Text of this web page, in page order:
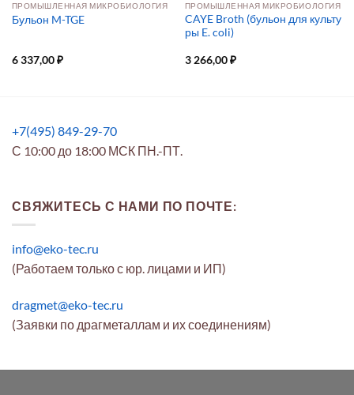
ПРОМЫШЛЕННАЯ МИКРОБИОЛОГИЯ
Бульон M-TGE
6 337,00₽
ПРОМЫШЛЕННАЯ МИКРОБИОЛОГИЯ
CAYE Broth (бульон для культу
ры E. coli)
3 266,00₽
+7(495) 849-29-70
С 10:00 до 18:00 МСК ПН.-ПТ.
СВЯЖИТЕСЬ С НАМИ ПО ПОЧТЕ:
info@eko-tec.ru
(Работаем только с юр. лицами и ИП)
dragmet@eko-tec.ru
(Заявки по драгметаллам и их соединениям)